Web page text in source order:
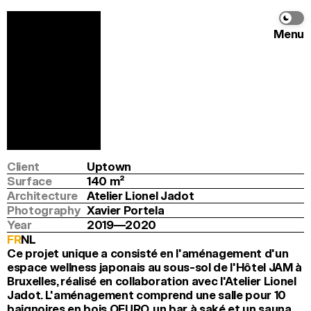
Menu
Location
Brussels
Client
Uptown
Surface
140 m2
Architecture
Atelier Lionel Jadot
Photography Xavier Portela
Year
2019—2020
FRNL
Ce projet unique a consisté en l'aménagement d'un
espace wellness japonais au sous-sol de l'Hôtel JAM à
Bruxelles, réalisé en collaboration avec l'Atelier Lionel
Jadot. L'aménagement comprend une salle pour 10